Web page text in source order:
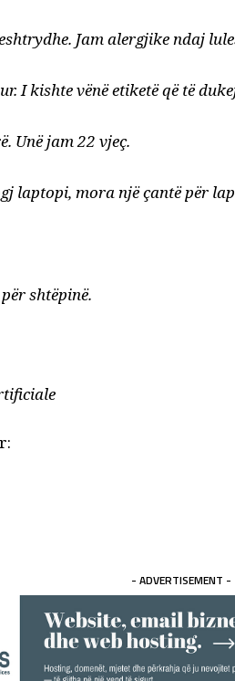
Jam alergjike ndaj
I kishte vënë etiketë që të
Unë jam 22 vjeç.
laptopi, mora një çantë për
shtëpinë.
- ADVERTISEMENT -